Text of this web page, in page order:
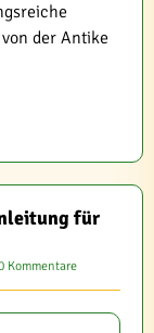
der Antike
für
Kommentare